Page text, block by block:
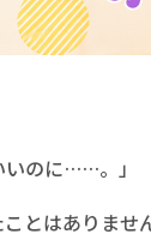
いのに……。」
とはありま